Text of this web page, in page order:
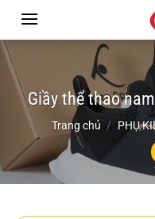
nội
dung
Giầy thể thao
Trang chủ / PHỤ